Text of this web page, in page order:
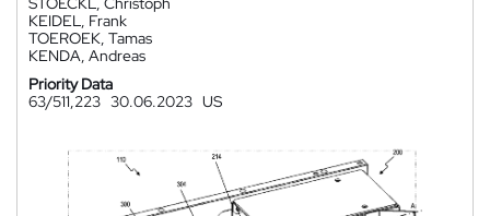
KEIDEL, Frank
TOEROEK, Tamas
KENDA, Andreas
Priority Data
63/511,223 30.06.2023 US